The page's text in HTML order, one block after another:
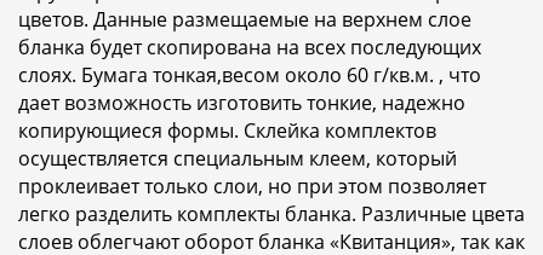
цветов. Данные размещаемые на верхнем слое
бланка будет скопирована на всех последующих
слоях. Бумага тонкая,весом около 60 г/кв.м. , что
дает возможность изготовить тонкие, надежно
копирующиеся формы. Склейка комплектов
осуществляется специальным клеем, который
проклеивает только слои, но при этом позволяет
легко разделить комплекты бланка. Различные цвета
слоев облегчают оборот бланка «Квитанция», так как